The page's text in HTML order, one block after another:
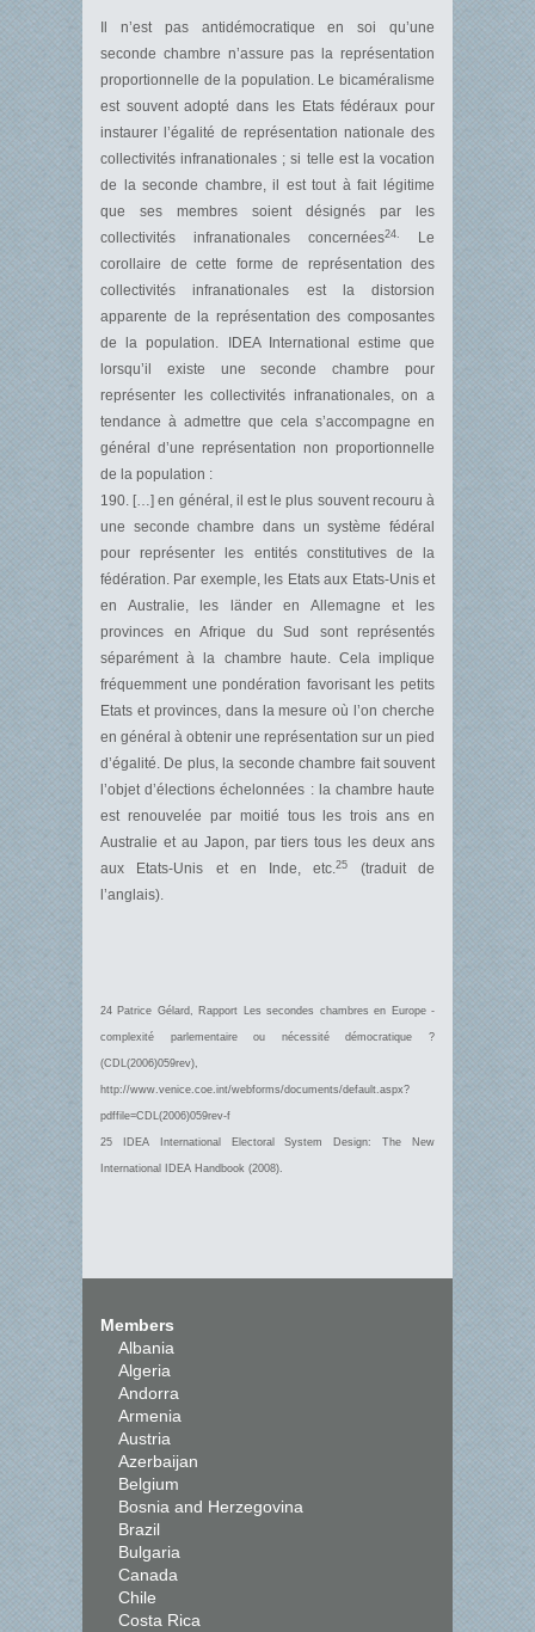
Il n’est pas antidémocratique en soi qu’une
seconde chambre n’assure pas la représentation
proportionnelle de la population. Le bicaméralisme
est souvent adopté dans les Etats fédéraux pour
instaurer l’égalité de représentation nationale des
collectivités infranationales ; si telle est la vocation
de la seconde chambre, il est tout à fait légitime
que ses membres soient désignés par les
collectivités infranationales concernées24.
Le
corollaire de cette forme de représentation des
collectivités infranationales est la distorsion
apparente de la représentation des composantes
de la population. IDEA International estime que
lorsqu’il existe une seconde chambre pour
représenter les collectivités infranationales, on a
tendance à admettre que cela s’accompagne en
général d’une représentation non proportionnelle
de la population :
190. […] en général, il est le plus souvent recouru à
une seconde chambre dans un système fédéral
pour représenter les entités constitutives de la
fédération. Par exemple, les Etats aux Etats-Unis et
en Australie, les länder en Allemagne et les
provinces en Afrique du Sud sont représentés
séparément à la chambre haute. Cela implique
fréquemment une pondération favorisant les petits
Etats et provinces, dans la mesure où l’on cherche
en général à obtenir une représentation sur un pied
d’égalité. De plus, la seconde chambre fait souvent
l’objet d’élections échelonnées : la chambre haute
est renouvelée par moitié tous les trois ans en
Australie et au Japon, par tiers tous les deux ans
aux Etats-Unis et en Inde, etc.25
(traduit de
l’anglais).
24 Patrice Gélard, Rapport Les secondes chambres en Europe -
complexité parlementaire ou nécessité démocratique ?
(CDL(2006)059rev),
http://www.venice.coe.int/webforms/documents/default.aspx?
pdffile=CDL(2006)059rev-f
25 IDEA International Electoral System Design: The New
International IDEA Handbook (2008).
Members
Albania
Algeria
Andorra
Armenia
Austria
Azerbaijan
Belgium
Bosnia and Herzegovina
Brazil
Bulgaria
Canada
Chile
Costa Rica